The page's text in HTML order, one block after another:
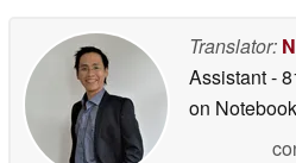
Translator:
Assistant-
on